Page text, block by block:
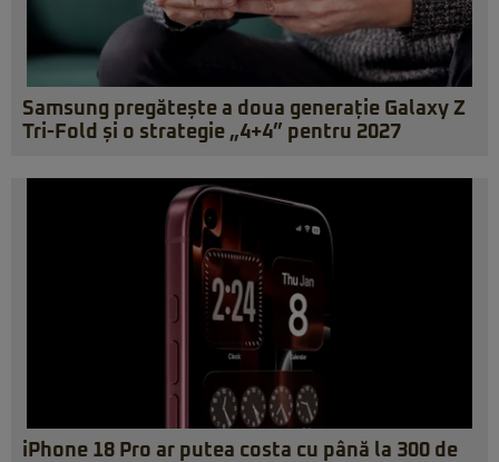
Samsung pregătește a doua generație Galaxy Z
Tri-Fold și o strategie „4+4” pentru 2027
iPhone 18 Pro ar putea costa cu până la 300 de